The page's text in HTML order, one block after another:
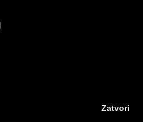
Zatvori